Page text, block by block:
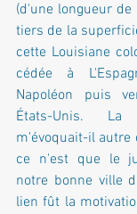
(d'une longueur
tiers de la
cette Louisiane
cédée à
Napoléon puis
États-Unis. La
m'évoquait-il autre
ce n'est que le
notre bonne ville
lien fût la